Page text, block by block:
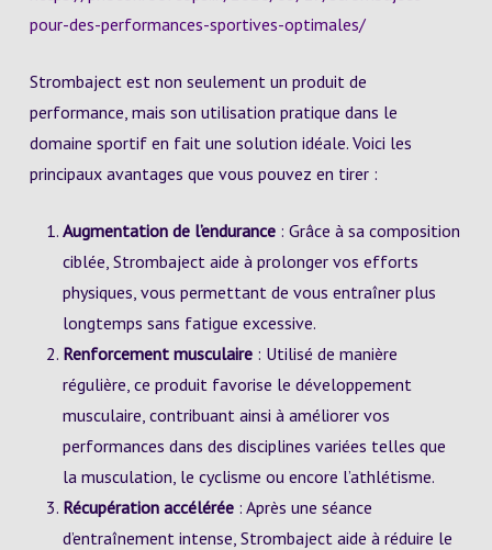
pour-des-performances-sportives-optimales/
Strombaject est non seulement un produit de
performance, mais son utilisation pratique dans le
domaine sportif en fait une solution idéale. Voici les
principaux avantages que vous pouvez en tirer :
Augmentation de l’endurance: Grâce à sa composition
ciblée, Strombaject aide à prolonger vos efforts
physiques, vous permettant de vous entraîner plus
longtemps sans fatigue excessive.
Renforcement musculaire: Utilisé de manière
régulière, ce produit favorise le développement
musculaire, contribuant ainsi à améliorer vos
performances dans des disciplines variées telles que
la musculation, le cyclisme ou encore l’athlétisme.
Récupération accélérée: Après une séance
d’entraînement intense, Strombaject aide à réduire le